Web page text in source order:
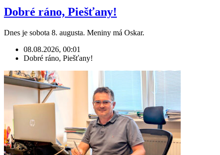
Dobré ráno, Piešťany!
Dnes je sobota 8. augusta. Meniny má Oskar.
08.08.2026, 00:01
Dobré ráno, Piešťany!